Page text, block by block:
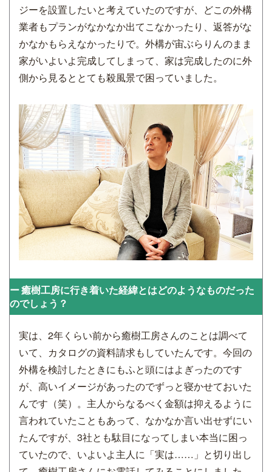
ジーを設置したいと考えていたのですが、どこの外構
業者もプランがなかなか出てこなかったり、返答がな
かなかもらえなかったりで。外構が宙ぶらりんのまま
家がいよいよ完成してしまって、家は完成したのに外
側から見るととても殺風景で困っていました。
癒樹工房に行き着いた経緯とはどのようなものだった
のでしょう？
実は、2年くらい前から癒樹工房さんのことは調べて
いて、カタログの資料請求もしていたんです。今回の
外構を検討したときにもふと頭にはよぎったのです
が、高いイメージがあったのでずっと寝かせておいた
んです（笑）。主人からなるべく金額は抑えるように
言われていたこともあって、なかなか言い出せずにい
たんですが、3社とも駄目になってしまい本当に困っ
ていたので、いよいよ主人に「実は……」と切り出し